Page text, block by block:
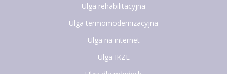
Ulga rehabilitacyjna
Ulga termomodernizacyjna
Ulga na internet
Ulga IKZE